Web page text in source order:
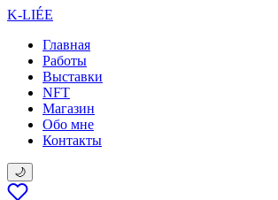
K-LIÉE
Главная
Работы
Выставки
NFT
Магазин
Обо мне
Контакты
🌙